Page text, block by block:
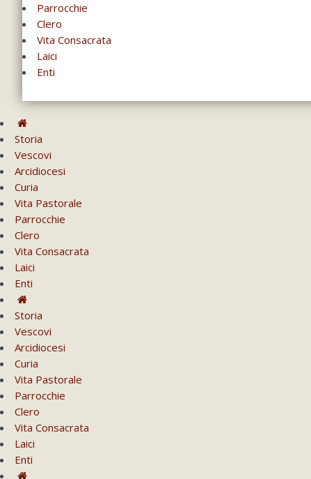
Parrocchie
Clero
Vita Consacrata
Laici
Enti
Storia
Vescovi
Arcidiocesi
Curia
Vita Pastorale
Parrocchie
Clero
Vita Consacrata
Laici
Enti
Storia
Vescovi
Arcidiocesi
Curia
Vita Pastorale
Parrocchie
Clero
Vita Consacrata
Laici
Enti